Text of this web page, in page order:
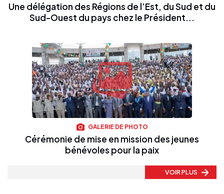
Une délégation des Régions de l’Est, du Sud et du
Sud-Ouest du pays chez le Président...
GALERIE DE PHOTO
Cérémonie de mise en mission des jeunes
bénévoles pour la paix
VOIR PLUS